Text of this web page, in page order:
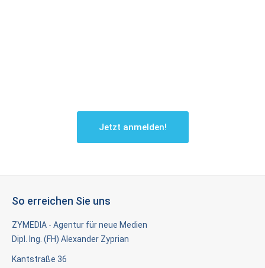
Jetzt anmelden!
So erreichen Sie uns
ZYMEDIA - Agentur für neue Medien
Dipl. Ing. (FH) Alexander Zyprian
Kantstraße 36